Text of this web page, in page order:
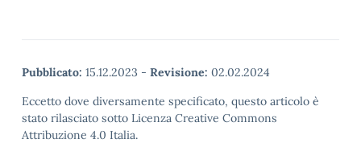
Pubblicato: 15.12.2023 - Revisione: 02.02.2024
Eccetto dove diversamente specificato, questo articolo è
stato rilasciato sotto Licenza Creative Commons
Attribuzione 4.0 Italia.